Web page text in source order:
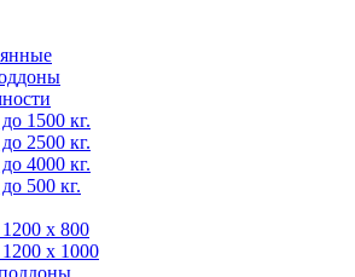
1500 кг.
2500 кг.
4000 кг.
500 кг.
х 800
х 1000